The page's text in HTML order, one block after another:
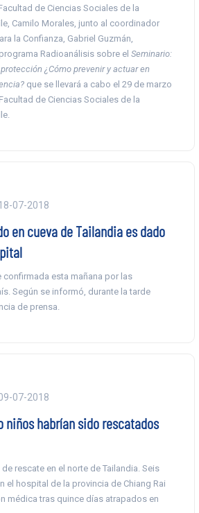
de Ciencias Sociales de la
Camilo Morales, junto al coordinador
la Confianza, Gabriel Guzmán,
Radioanálisis sobre el Seminario:
¿Cómo prevenir y actuar en
que se llevará a cabo el 29 de marzo
de Ciencias Sociales de la
07-2018
en cueva de Tailandia es dado
esta mañana por las
Según se informó, durante la tarde
de prensa.
07-2018
niños habrían sido rescatados
rescate en el norte de Tailandia. Seis
el hospital de la provincia de Chiang Rai
médica tras quince días atrapados en